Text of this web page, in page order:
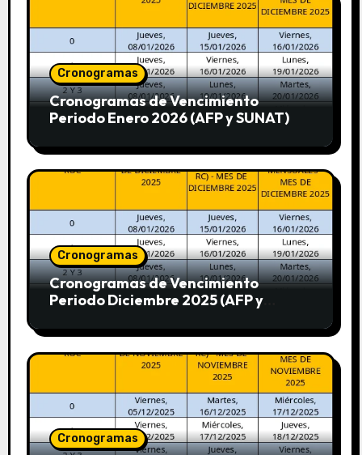
Cronogramas
Cronogramas de Vencimiento
Periodo Enero 2026 (AFP y SUNAT)
Cronogramas
Cronogramas de Vencimiento
Periodo Diciembre 2025 (AFP y
Cronogramas